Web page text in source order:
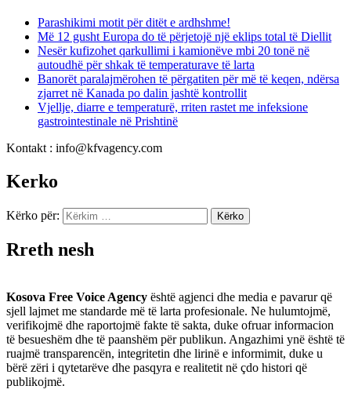
Parashikimi motit për ditët e ardhshme!
Më 12 gusht Europa do të përjetojë një eklips total të Diellit
Nesër kufizohet qarkullimi i kamionëve mbi 20 tonë në
autoudhë për shkak të temperaturave të larta
Banorët paralajmërohen të përgatiten për më të keqen, ndërsa
zjarret në Kanada po dalin jashtë kontrollit
Vjellje, diarre e temperaturë, rriten rastet me infeksione
gastrointestinale në Prishtinë
Kontakt : info@kfvagency.com
Kerko
Kërko për:
Rreth nesh
Kosova Free Voice Agency është agjenci dhe media e pavarur që
sjell lajmet me standarde më të larta profesionale. Ne hulumtojmë,
verifikojmë dhe raportojmë fakte të sakta, duke ofruar informacion
të besueshëm dhe të paanshëm për publikun. Angazhimi ynë është të
ruajmë transparencën, integritetin dhe lirinë e informimit, duke u
bërë zëri i qytetarëve dhe pasqyra e realitetit në çdo histori që
publikojmë.